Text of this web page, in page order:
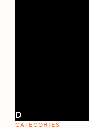
D
CATEGORIES